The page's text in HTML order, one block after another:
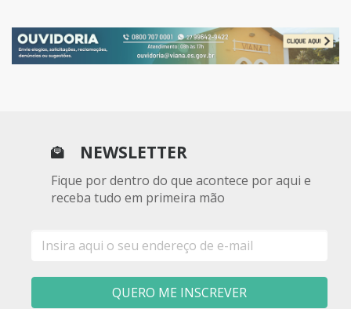
NEWSLETTER
Fique por dentro do que acontece por aqui e
receba tudo em primeira mão
mail
QUERO ME INSCREVER